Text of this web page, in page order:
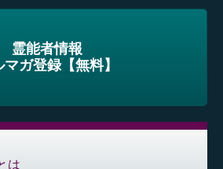
霊能者情報
マガ登録【無料】
は